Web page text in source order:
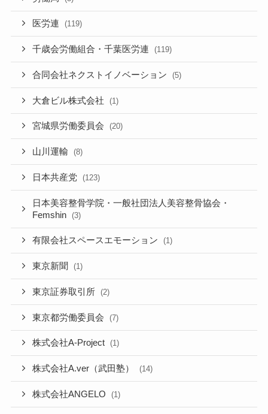
医労連 (119)
千歳会労働組合・千葉医労連 (119)
合同会社ネクストイノベーション (5)
大倉ビル株式会社 (1)
宮城県労働委員会 (20)
山川運輸 (8)
日本共産党 (123)
日本美容整骨学院・一般社団法人美容整骨協会・
Femshin
(3)
有限会社スペースエモーション (1)
東京新聞 (1)
東京証券取引所 (2)
東京都労働委員会 (7)
株式会社A-Project (1)
株式会社A.ver（武田塾） (14)
株式会社ANGELO (1)